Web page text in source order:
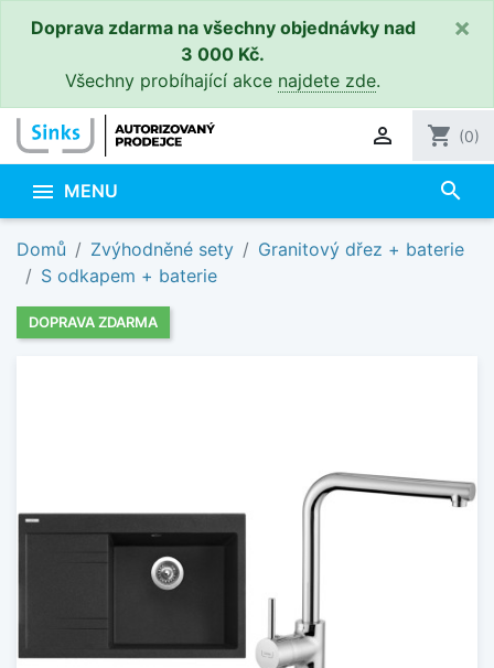
Doprava zdarma na všechny objednávky nad
3 000 Kč.
Všechny probíhající akce najdete zde.
×
 shopping_cart (0)
 MENU search
Domů Zvýhodněné sety
Granitový dřez + baterie
S odkapem + baterie
DOPRAVA ZDARMA